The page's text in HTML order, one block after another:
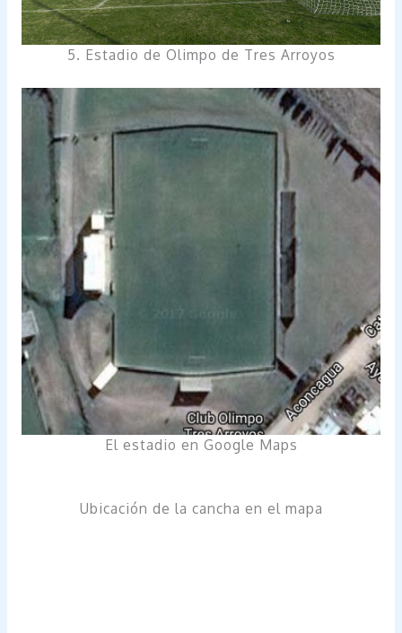
5. Estadio de Olimpo de Tres Arroyos
El estadio en Google Maps
Ubicación de la cancha en el mapa